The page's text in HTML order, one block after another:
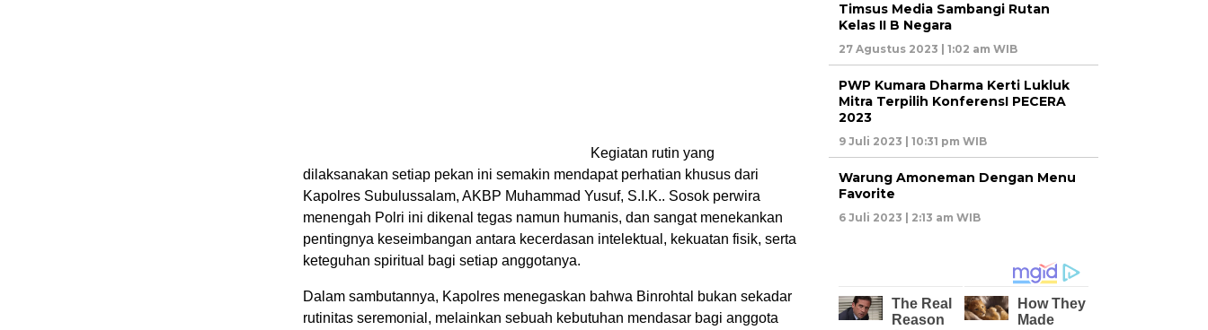
Kegiatan rutin yang
dilaksanakan setiap pekan ini semakin mendapat perhatian khusus dari
Kapolres Subulussalam, AKBP Muhammad Yusuf, S.I.K.. Sosok perwira
menengah Polri ini dikenal tegas namun humanis, dan sangat menekankan
pentingnya keseimbangan antara kecerdasan intelektual, kekuatan fisik, serta
keteguhan spiritual bagi setiap anggotanya.
Dalam sambutannya, Kapolres menegaskan bahwa Binrohtal bukan sekadar
rutinitas seremonial, melainkan sebuah kebutuhan mendasar bagi anggota
Timsus Media Sambangi Rutan
Kelas II B Negara
27 Agustus 2023 | 1:02 am WIB
PWP Kumara Dharma Kerti Lukluk
Mitra Terpilih KonferensI PECERA
2023
9 Juli 2023 | 10:31 pm WIB
Warung Amoneman Dengan Menu
Favorite
6 Juli 2023 | 2:13 am WIB